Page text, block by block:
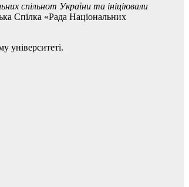
спільнот України та ініціювали
Спілка «Рада Національних
університеті.